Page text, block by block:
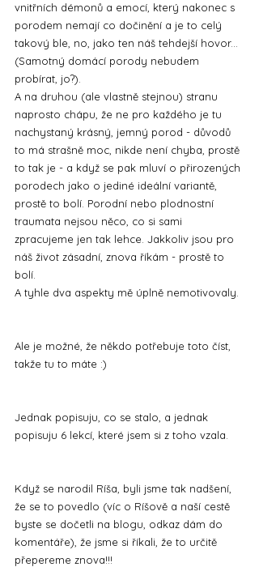
vnitřních démonů a emocí, který nakonec s
porodem nemají co dočinění a je to celý
takový ble, no, jako ten náš tehdejší hovor...
(Samotný domácí porody nebudem
probírat, jo?).
A na druhou (ale vlastně stejnou) stranu
naprosto chápu, že ne pro každého je tu
nachystaný krásný, jemný porod - důvodů
to má strašně moc, nikde není chyba, prostě
to tak je - a když se pak mluví o přirozených
porodech jako o jediné ideální variantě,
prostě to bolí. Porodní nebo plodnostní
traumata nejsou něco, co si sami
zpracujeme jen tak lehce. Jakkoliv jsou pro
náš život zásadní, znova říkám - prostě to
bolí.
A tyhle dva aspekty mě úplně nemotivovaly.
Ale je možné, že někdo potřebuje toto číst,
takže tu to máte :)
Jednak popisuju, co se stalo, a jednak
popisuju 6 lekcí, které jsem si z toho vzala.
Když se narodil Ríša, byli jsme tak nadšení,
že se to povedlo (víc o Ríšově a naší cestě
byste se dočetli na blogu, odkaz dám do
komentáře), že jsme si říkali, že to určitě
přepereme znova!!!